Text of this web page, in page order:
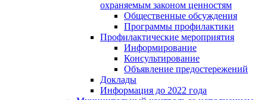
охраняемым законом ценностям
Общественные обсуждения
Программы профилактики
Профилактические мероприятия
Информирование
Консультирование
Объявление предостережений
Доклады
Информация до 2022 года